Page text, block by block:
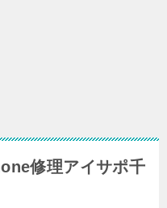
修理アイサポ千